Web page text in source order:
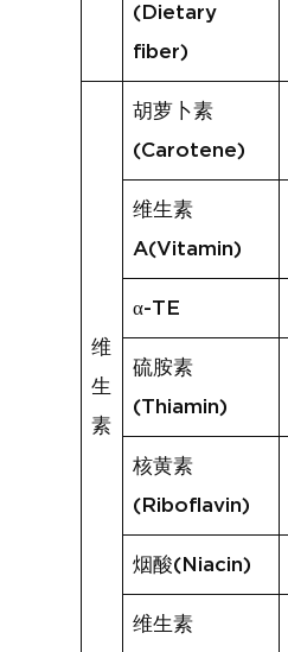
(Dietary
fiber)
维
生
素
胡萝卜素
(Carotene)
维生素
A(Vitamin)
α-TE
硫胺素
(Thiamin)
核黄素
(Riboflavin)
烟酸(Niacin)
维生素